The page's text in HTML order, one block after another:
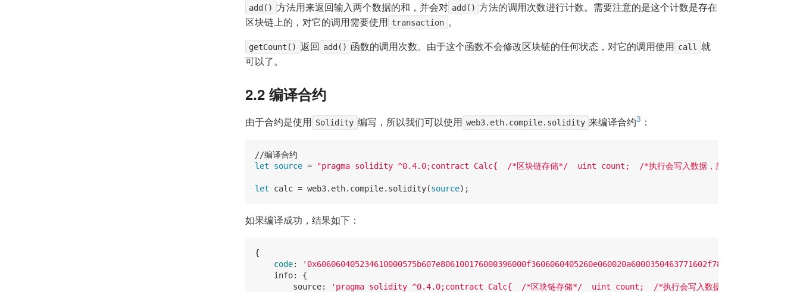
add() 方法用来返回输入两个数据的和，并会对 add() 方法的调用次数进行计数。需要注意的是这个计数是存在
区块链上的，对它的调用需要使用
transaction 。
getCount() 返回 add() 函数的调用次数。由于这个函数不会修改区块链的任何状态，对它的调用使用 call
就
可以了。
2.2 编译合约
由于合约是使用 Solidity 编写，所以我们可以使用 web3.eth.compile.solidity 来编译合约3 ：
let
source = "pragma solidity ^0.4.0;contract Calc{  /*区块链存储*/  uint count;  /*执行会写入数据，所以需要
let calc = web3.eth.compile.solidity(source
如果编译成功，结果如下：
{
code:
    info: {
        source:
'pragma solidity ^0.4.0;contract Calc{  /*区块链存储*/  uint count;  /*执行会写入数据，所以需要